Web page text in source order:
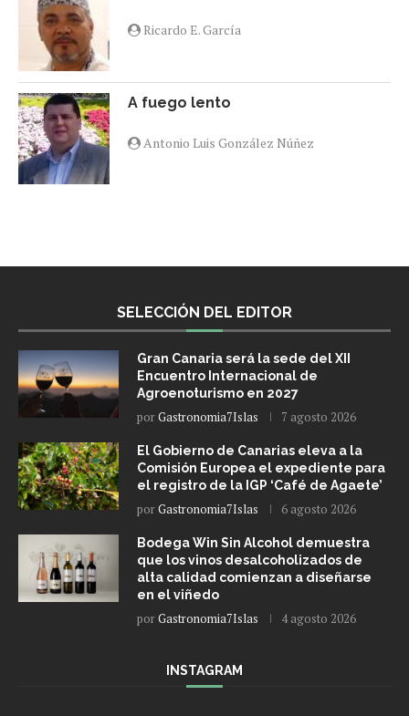
Ricardo E. García
A fuego lento
Antonio Luis González Núñez
SELECCIÓN DEL EDITOR
Gran Canaria será la sede del XII
Encuentro Internacional de
Agroenoturismo en 2027
porGastronomia7Islas 7 agosto 2026
El Gobierno de Canarias eleva a la
Comisión Europea el expediente para
el registro de la IGP ‘Café de Agaete’
porGastronomia7Islas 6 agosto 2026
Bodega Win Sin Alcohol demuestra
que los vinos desalcoholizados de
alta calidad comienzan a diseñarse
en el viñedo
porGastronomia7Islas 4 agosto 2026
INSTAGRAM